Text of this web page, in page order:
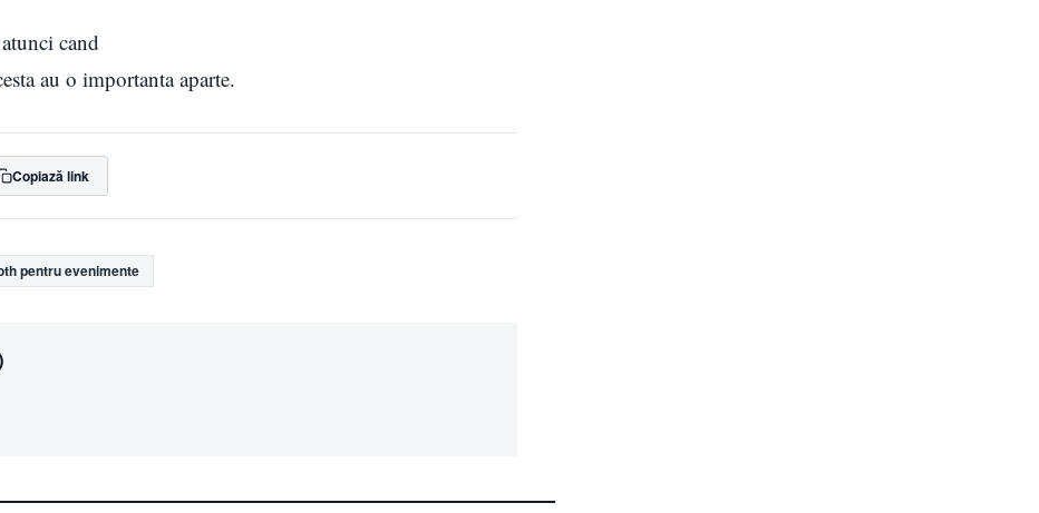
cand
au o importanta aparte.
Copiază link
pentru evenimente